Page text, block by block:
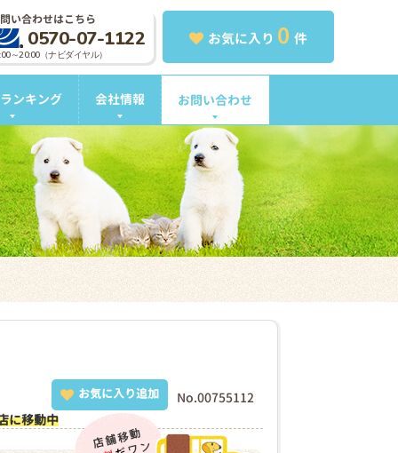
お気に入り 0 件
い合わせはこちら
0570-07-1122
～20:00（ナビダイヤル）
ンキング 会社情報 お問い合わせ
No.00755112
お気に入り追加
に移動中